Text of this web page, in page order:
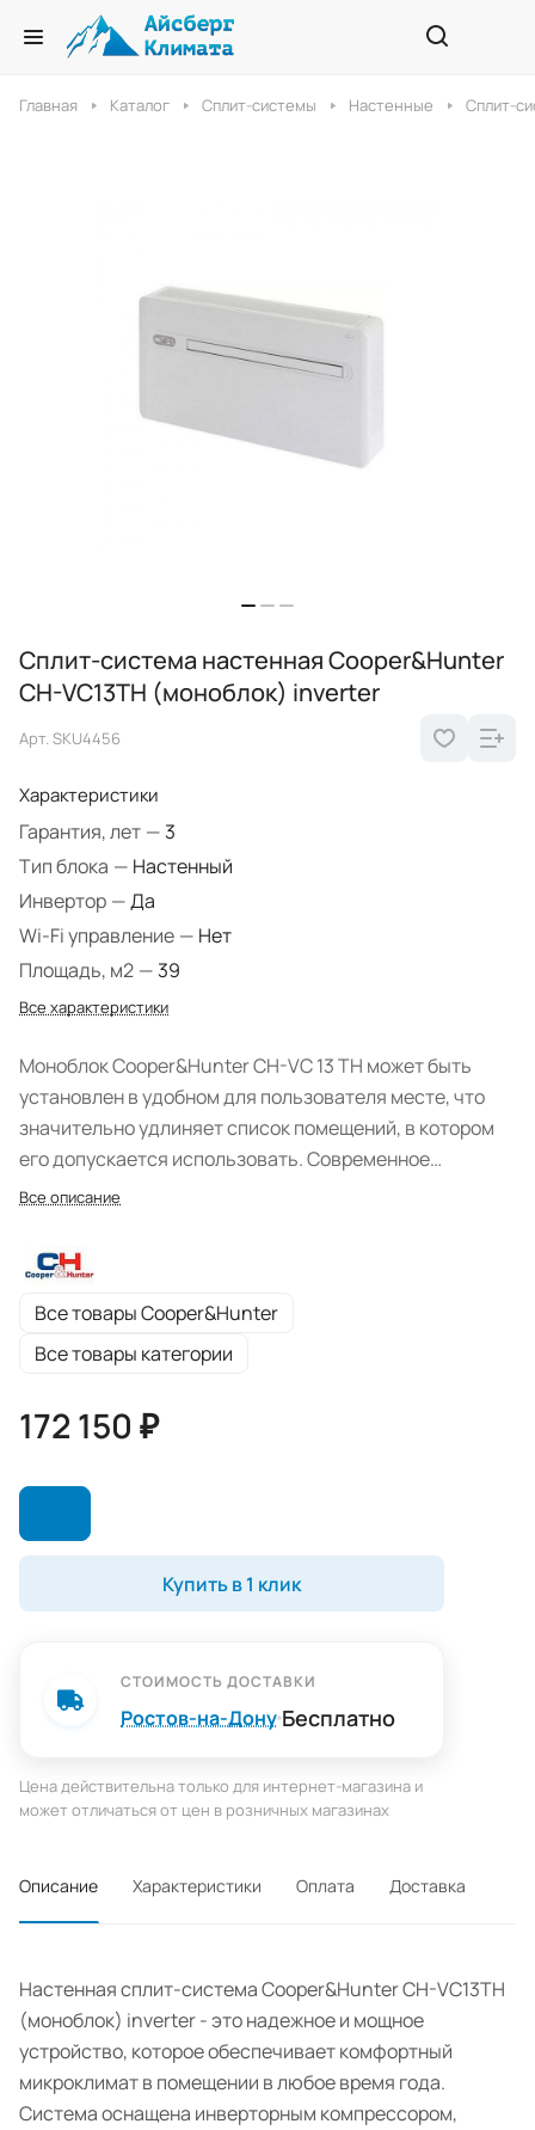
Главная Каталог Сплит-системы Настенные Сплит-
Сплит-система настенная Cooper&Hunter
CH-VC13TH (моноблок) inverter
Арт. SKU4456
Характеристики
Гарантия, лет — 3
Тип блока — Настенный
Инвертор —Да
Wi-Fi управление — Нет
Площадь, м2 — 39
Все характеристики
Моноблок Cooper&Hunter CH-VC 13 TH может быть
установлен в удобном для пользователя месте, что
значительно удлиняет список помещений, в котором
его допускается использовать. Современное
оборудование выполнено в эргономичной форме и
работать в режиме обогрева и охлаждения воздуха.
Все описание
Все товары Cooper&Hunter
Все товары категории
172 150 ₽
Купить в 1 клик
СТОИМОСТЬ ДОСТАВКИ
Ростов-на-Дону Бесплатно
Цена действительна только для интернет-магазина и
может отличаться от цен в розничных магазинах
Описание Характеристики Оплата Доставка
Настенная сплит-система Cooper&Hunter CH-VC13TH
(моноблок) inverter - это надежное и мощное
устройство, которое обеспечивает комфортный
микроклимат в помещении в любое время года.
Система оснащена инверторным компрессором,